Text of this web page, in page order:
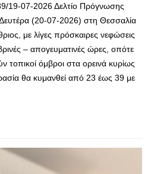
19-07-2026 Δελτίο Πρόγνωσης
(20-07-2026) στη Θεσσαλία
με λίγες πρόσκαιρες νεφώσεις
– απογευματινές ώρες, οπότε
τοπικοί όμβροι στα ορεινά κυρίως
θα κυμανθεί από 23 έως 39 με